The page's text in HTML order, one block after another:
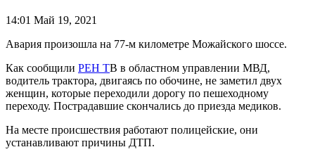
14:01 Май 19, 2021
Авария произошла на 77-м километре Можайского шоссе.
Как сообщили РЕН ТВ в областном управлении МВД,
водитель трактора, двигаясь по обочине, не заметил двух
женщин, которые переходили дорогу по пешеходному
переходу. Пострадавшие скончались до приезда медиков.
На месте происшествия работают полицейские, они
устанавливают причины ДТП.